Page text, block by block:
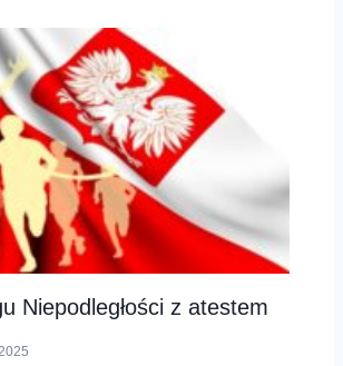
Niepodległości z atestem